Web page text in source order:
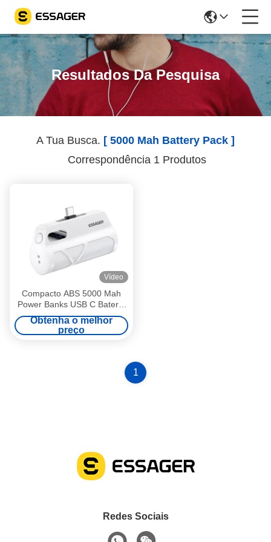
Resultados Da Pesquisa
A Tua Busca. [ 5000 Mah Battery Pack ]
Correspondência 1 Produtos
Vídeo
Compacto ABS 5000 Mah
Power Banks USB C Bateria
Pack 15W 18W
Obtenha o melhor
preço
1
Redes Sociais